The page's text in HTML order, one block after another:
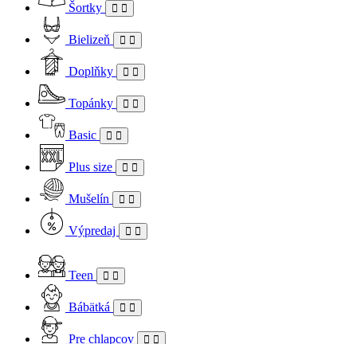
Šortky
Bielizeň
Doplňky
Topánky
Basic
Plus size
Mušelín
Výpredaj
Teen
Bábätká
Pre chlapcov